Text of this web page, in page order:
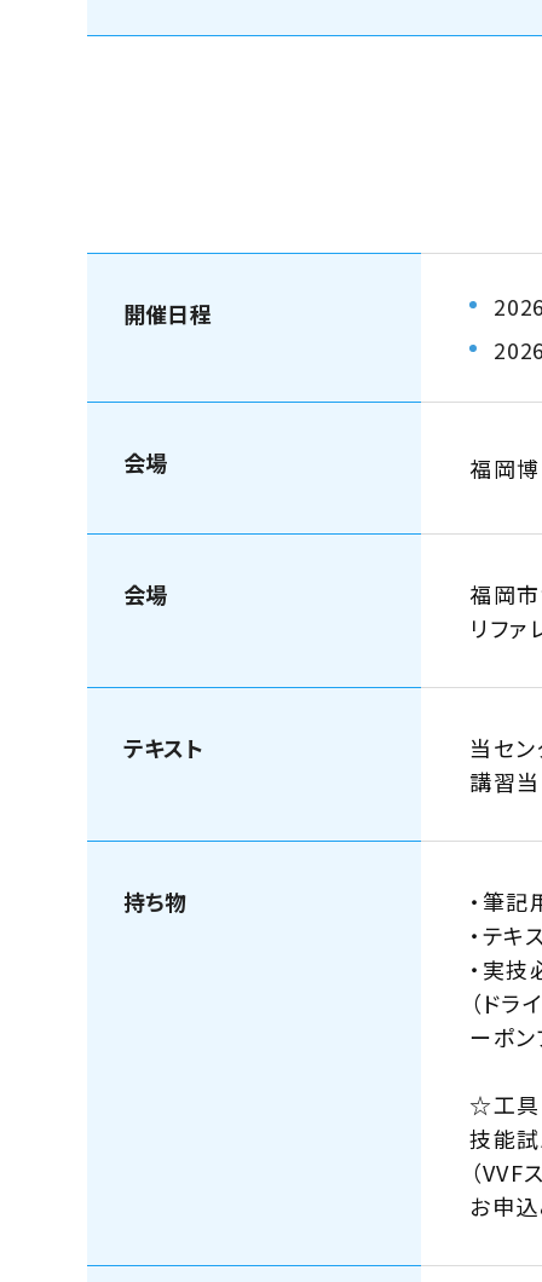
開催日程
会場 福岡
会場
福岡
リフ
テキスト
当セ
講習
持ち物
・筆記
・テキ
・実
（ドラ
ーポン
☆工具
技能試
（VVF
お申